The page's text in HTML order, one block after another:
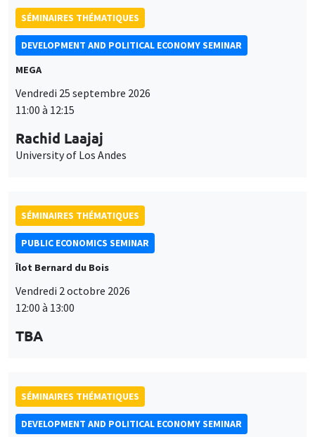
SÉMINAIRES THÉMATIQUES
DEVELOPMENT AND POLITICAL ECONOMY SEMINAR
MEGA
Vendredi 25 septembre 2026
11:00 à 12:15
Rachid Laajaj
University of Los Andes
SÉMINAIRES THÉMATIQUES
PUBLIC ECONOMICS SEMINAR
Îlot Bernard du Bois
Vendredi 2 octobre 2026
12:00 à 13:00
TBA
SÉMINAIRES THÉMATIQUES
DEVELOPMENT AND POLITICAL ECONOMY SEMINAR